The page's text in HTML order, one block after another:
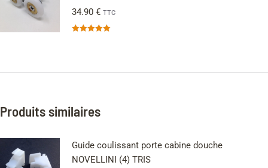
34.90 € TTC
Produits similaires
Guide coulissant porte cabine douche
NOVELLINI (4) TRIS